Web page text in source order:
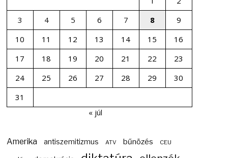
3
4 5 6 7 8
9
10
11 12 13 14 15
16
17
18 19 20 21 22
23
24
25 26 27 28 29
30
31
« júl
Amerika antiszemitizmus ATV bűnözés CEU